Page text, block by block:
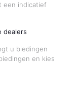
een indicatief
dealers
u biedingen
en kies